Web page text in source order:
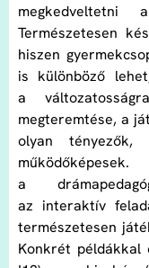
megkedveltetni
Természetesen
hiszen
is különböző
a
megteremtése, a
olyan tényezők,
a
az interaktív
természetesen
Konkrét példákkal